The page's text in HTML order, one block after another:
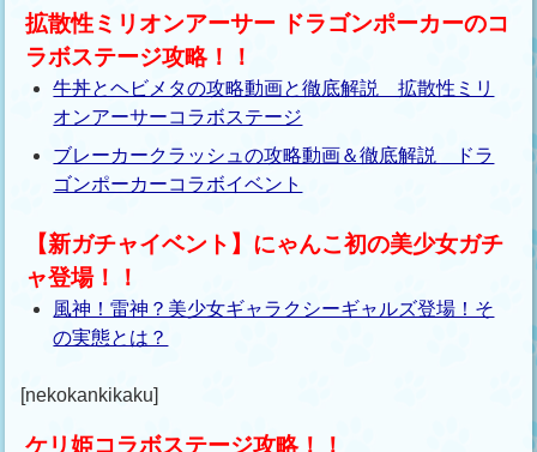
拡散性ミリオンアーサー ドラゴンポーカーのコ
ラボステージ攻略！！
牛丼とヘビメタの攻略動画と徹底解説 拡散性ミリ
オンアーサーコラボステージ
ブレーカークラッシュの攻略動画＆徹底解説 ドラ
ゴンポーカーコラボイベント
【新ガチャイベント】にゃんこ初の美少女ガチ
ャ登場！！
風神！雷神？美少女ギャラクシーギャルズ登場！そ
の実態とは？
[nekokankikaku]
ケリ姫コラボステージ攻略！！